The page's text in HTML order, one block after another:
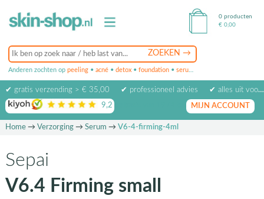
Anderen zochten op peeling • acné • detox • foundation • serum
0 producten
€ 0,00
✔ gratis verzending > € 35,00 ✔ professioneel advies
✔ alles uit voorraad leverbaar
9,2 op basis van beoordelingen
MIJN ACCOUNT
Home→ Verzorging→ Serum → V6-4-firming-4ml
Sepai
V6.4 Firming small